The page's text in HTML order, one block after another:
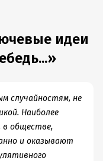
идеи
случайностям, не
Наиболее
в обществе,
и оказывают